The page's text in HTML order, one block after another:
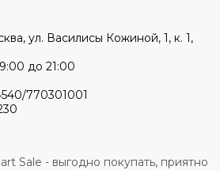
ул. Василисы Кожиной, 1, к. 1,
до 21:00
770301001
Sale - выгодно покупать, приятно